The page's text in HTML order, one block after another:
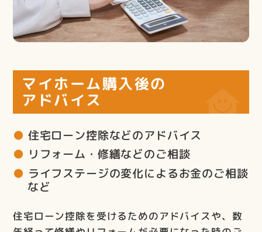
マイホーム購入後の
アドバイス
住宅ローン控除などのアドバイス
リフォーム・修繕などのご相談
ライフステージの変化によるお金のご相談
など
住宅ローン控除を受けるためのアドバイスや、数